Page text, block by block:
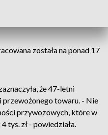
została na ponad 17
że 47-letni
przewożonego towaru. - Nie
przywozowych, które w
tys. zł - powiedziała.